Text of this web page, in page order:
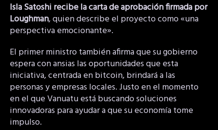
Isla Satoshi recibe la carta de aprobación firmada por
Loughman, quien describe el proyecto como «una
perspectiva emocionante».
El primer ministro también afirma que su gobierno
espera con ansias las oportunidades que esta
iniciativa, centrada en bitcoin, brindará a las
personas y empresas locales. Justo en el momento
en el que Vanuatu está buscando soluciones
innovadoras para ayudar a que su economía tome
impulso.